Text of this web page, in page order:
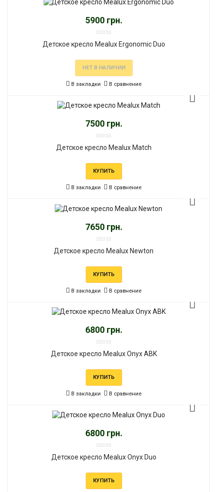
5900 грн.
Детское кресло Mealux Ergonomic Duo
НЕТ В НАЛИЧИИ
В закладки В сравнение
7500 грн.
Детское кресло Mealux Match
КУПИТЬ
В закладки В сравнение
7650 грн.
Детское кресло Mealux Newton
КУПИТЬ
В закладки В сравнение
6800 грн.
Детское кресло Mealux Onyx ABK
КУПИТЬ
В закладки В сравнение
6800 грн.
Детское кресло Mealux Onyx Duo
КУПИТЬ